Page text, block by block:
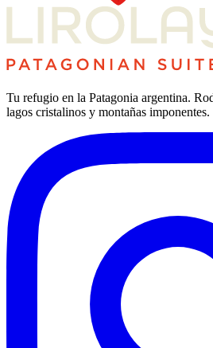
Tu refugio en la Patagonia argentina.
lagos cristalinos y montañas imponentes.